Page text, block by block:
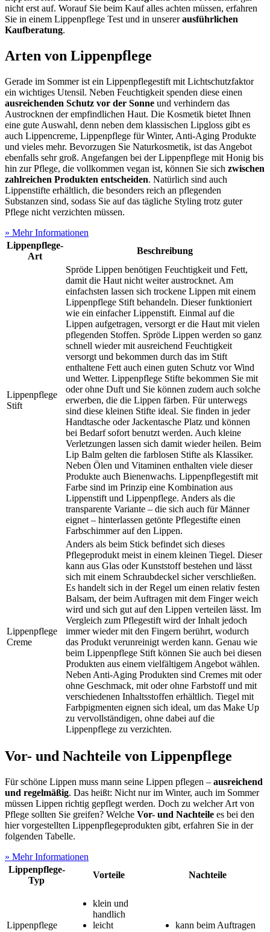
nicht erst auf. Worauf Sie beim Kauf alles achten müssen, erfahren
Sie in einem Lippenpflege Test und in unsererausführlichen
Kaufberatung.
Arten von Lippenpflege
Gerade im Sommer ist ein Lippenpflegestift mit Lichtschutzfaktor
ein wichtiges Utensil. Neben Feuchtigkeit spenden diese einen
ausreichenden Schutz vor der Sonne und verhindern das
Austrocknen der empfindlichen Haut. Die Kosmetik bietet Ihnen
eine gute Auswahl, denn neben dem klassischen Lipgloss gibt es
auch Lippencreme, Lippenpflege für Winter, Anti-Aging Produkte
und vieles mehr. Bevorzugen Sie Naturkosmetik, ist das Angebot
ebenfalls sehr groß. Angefangen bei der Lippenpflege mit Honig bis
hin zur Pflege, die vollkommen vegan ist, können Sie sich zwischen
zahlreichen Produkten entscheiden. Natürlich sind auch
Lippenstifte erhältlich, die besonders reich an pflegenden
Substanzen sind, sodass Sie auf das tägliche Styling trotz guter
Pflege nicht verzichten müssen.
» Mehr Informationen
Lippenpflege-
Art
Beschreibung
Lippenpflege
Stift
Spröde Lippen benötigen Feuchtigkeit und Fett,
damit die Haut nicht weiter austrocknet. Am
einfachsten lassen sich trockene Lippen mit einem
Lippenpflege Stift behandeln. Dieser funktioniert
wie ein einfacher Lippenstift. Einmal auf die
Lippen aufgetragen, versorgt er die Haut mit vielen
pflegenden Stoffen. Spröde Lippen werden so ganz
schnell wieder mit ausreichend Feuchtigkeit
versorgt und bekommen durch das im Stift
enthaltene Fett auch einen guten Schutz vor Wind
und Wetter. Lippenpflege Stifte bekommen Sie mit
oder ohne Duft und Sie können zudem auch solche
erwerben, die die Lippen färben. Für unterwegs
sind diese kleinen Stifte ideal. Sie finden in jeder
Handtasche oder Jackentasche Platz und können
bei Bedarf sofort benutzt werden. Auch kleine
Verletzungen lassen sich damit wieder heilen. Beim
Lip Balm gelten die farblosen Stifte als Klassiker.
Neben Ölen und Vitaminen enthalten viele dieser
Produkte auch Bienenwachs. Lippenpflegestift mit
Farbe sind im Prinzip eine Kombination aus
Lippenstift und Lippenpflege. Anders als die
transparente Variante – die sich auch für Männer
eignet – hinterlassen getönte Pflegestifte einen
Farbschimmer auf den Lippen.
Lippenpflege
Creme
Anders als beim Stick befindet sich dieses
Pflegeprodukt meist in einem kleinen Tiegel. Dieser
kann aus Glas oder Kunststoff bestehen und lässt
sich mit einem Schraubdeckel sicher verschließen.
Es handelt sich in der Regel um einen relativ festen
Balsam, der beim Auftragen mit dem Finger weich
wird und sich gut auf den Lippen verteilen lässt. Im
Vergleich zum Pflegestift wird der Inhalt jedoch
immer wieder mit den Fingern berührt, wodurch
das Produkt verunreinigt werden kann. Genau wie
beim Lippenpflege Stift können Sie auch bei diesen
Produkten aus einem vielfältigem Angebot wählen.
Neben Anti-Aging Produkten sind Cremes mit oder
ohne Geschmack, mit oder ohne Farbstoff und mit
verschiedenen Inhaltsstoffen erhältlich. Tiegel mit
Farbpigmenten eignen sich ideal, um das Make Up
zu vervollständigen, ohne dabei auf die
Lippenpflege zu verzichten.
Vor- und Nachteile von Lippenpflege
Für schöne Lippen muss mann seine Lippen pflegen – ausreichend
und regelmäßig. Das heißt: Nicht nur im Winter, auch im Sommer
müssen Lippen richtig gepflegt werden. Doch zu welcher Art von
Pflege sollten Sie greifen? Welche Vor- und Nachteile es bei den
hier vorgestellten Lippenpflegeprodukten gibt, erfahren Sie in der
folgenden Tabelle.
» Mehr Informationen
Lippenpflege-
Typ
Vorteile Nachteile
Lippenpflege
klein und
handlich
leicht
kann beim Auftragen